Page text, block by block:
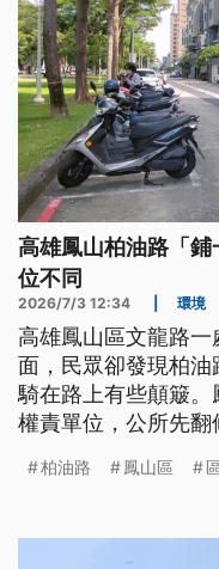
高雄鳳山柏油路「
位不同
2026/7/3 12:34 環境
高雄鳳山區文龍路
面，民眾卻發現柏
騎在路上有些顛簸
權責單位，公所先翻
路面就可施作。
柏油路 鳳山區